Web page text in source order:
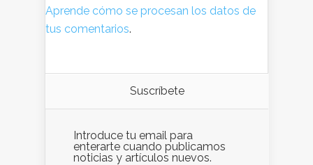
Aprende cómo se procesan los datos de
tus comentarios.
Suscríbete
Introduce tu email para
enterarte cuando publicamos
noticias y artículos nuevos.